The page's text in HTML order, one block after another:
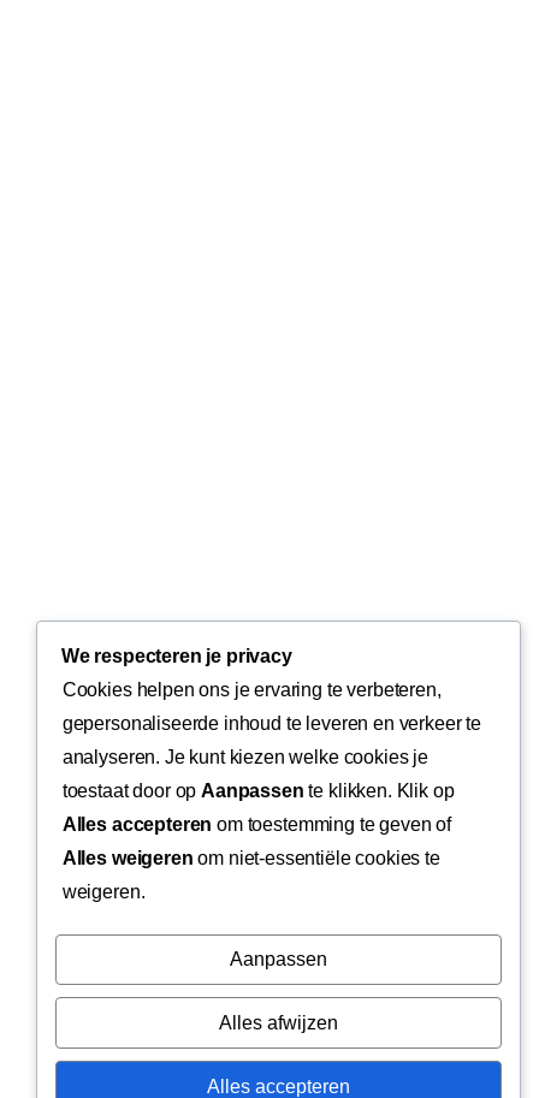
Boost Your Marketing © All rights reserved
We respecteren je privacy
Cookies helpen ons je ervaring te verbeteren,
gepersonaliseerde inhoud te leveren en verkeer te
analyseren. Je kunt kiezen welke cookies je
toestaat door opAanpassen te klikken. Klik op
Alles accepteren om toestemming te geven of
Alles weigeren om niet-essentiële cookies te
weigeren.
Aanpassen
Alles afwijzen
Alles accepteren